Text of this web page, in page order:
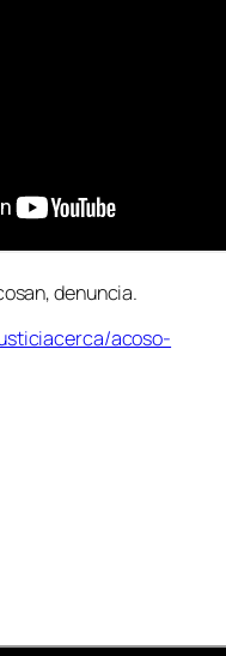
denuncia.
acoso-